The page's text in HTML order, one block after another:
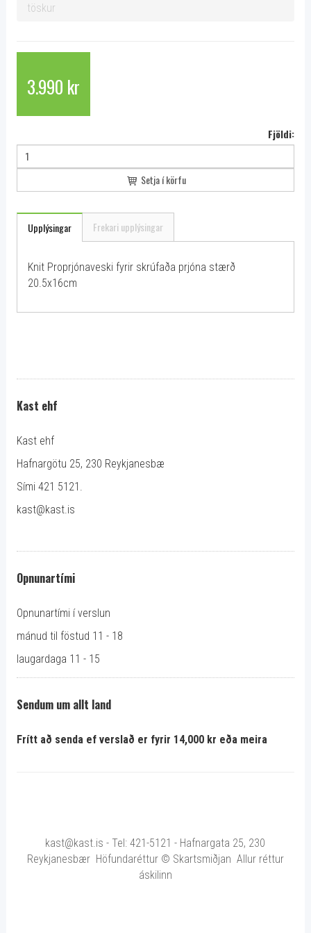
töskur
3.990 kr
Fjöldi:
Setja í körfu
Upplýsingar Frekari upplýsingar
Knit Proprjónaveski fyrir skrúfaða prjóna stærð
20.5x16cm
Kast ehf
Kast ehf
Hafnargötu 25, 230 Reykjanesbæ
Sími 421 5121.
kast@kast.is
Opnunartími
Opnunartími í verslun
mánud til föstud 11 - 18
laugardaga 11 - 15
Sendum um allt land
Frítt að senda ef verslað er fyrir 14,000 kr eða meira
kast@kast.is - Tel: 421-5121 - Hafnargata 25, 230
Reykjanesbær Höfundaréttur © Skartsmiðjan Allur réttur
áskilinn